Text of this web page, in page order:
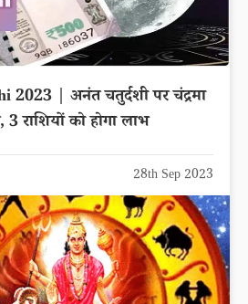
| अनंत चतुर्दशी पर चंद्रमा
राशियों को होगा लाभ
28th Sep 2023